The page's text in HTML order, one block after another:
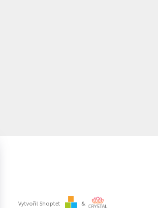
Vytvořil Shoptet &